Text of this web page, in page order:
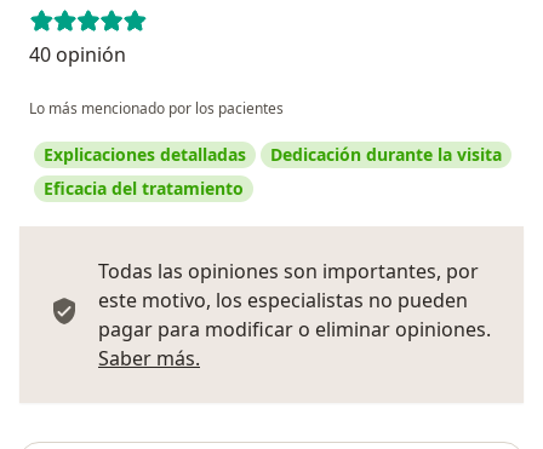
40 opinión
Lo más mencionado por los pacientes
Explicaciones detalladas
Dedicación durante la visita
Eficacia del tratamiento
Todas las opiniones son importantes, por
este motivo, los especialistas no pueden
pagar para modificar o eliminar opiniones.
Saber más.